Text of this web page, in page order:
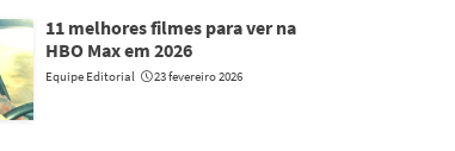
11 melhores filmes para ver na
HBO Max em 2026
Equipe Editorial 23 fevereiro 2026